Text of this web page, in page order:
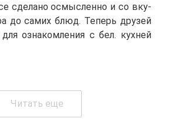
сде­ла­но осмыс­лен­но и со вку­
до са­мих блюд. Те­перь дру­зей
озна­ком­ле­ния с бел. кух­ней
Чи­тать еще